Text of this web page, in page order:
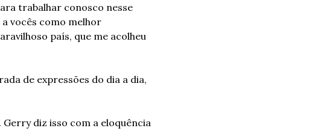
trabalhar conosco nesse
vocês como melhor
país, que me acolheu
de expressões do dia a dia,
diz isso com a eloquência